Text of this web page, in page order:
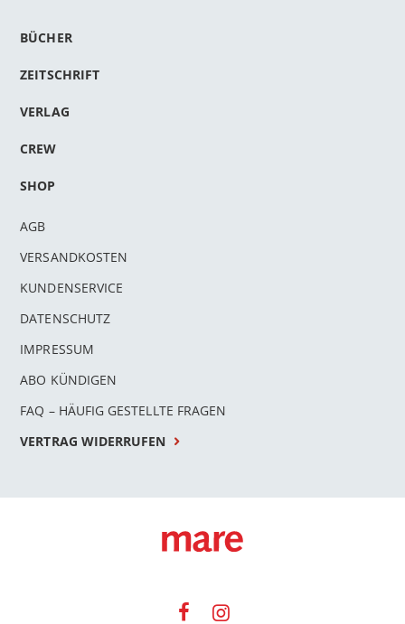
BÜCHER
ZEITSCHRIFT
VERLAG
CREW
SHOP
AGB
VERSANDKOSTEN
KUNDENSERVICE
DATENSCHUTZ
IMPRESSUM
ABO KÜNDIGEN
FAQ – HÄUFIG GESTELLTE FRAGEN
VERTRAG WIDERRUFEN